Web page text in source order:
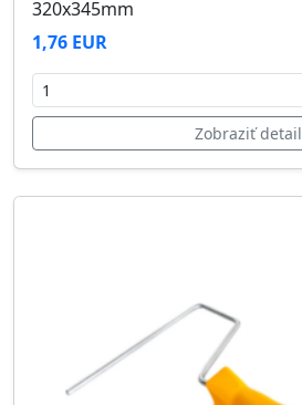
320x345mm
1,76 EUR
Zobraziť detail